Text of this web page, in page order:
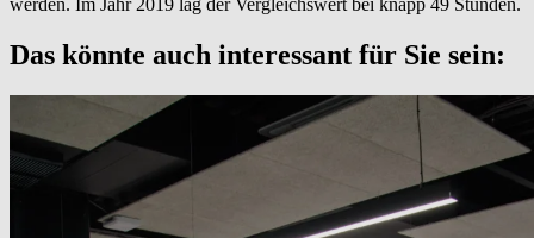
Das könnte auch interessant für Sie sein: